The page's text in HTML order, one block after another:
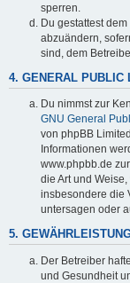
sperren.
Du gestattest
abzuändern,
sind, dem
4. GENERAL PUBLIC
Du nimmst zur
GNU General
von phpBB
Informationen
www.phpbb.de
die Art und
insbesondere die
untersagen oder
5.
Der Betreiber
und Gesundheit